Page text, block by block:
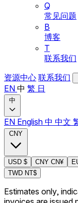
Q
常见问题
B
博客
T
联系我们
资源中心 联系我们
EN 中 繁 日
中
EN English 中 中文
CNY
USD $ CNY CN¥
TWD NT$
Estimates only,